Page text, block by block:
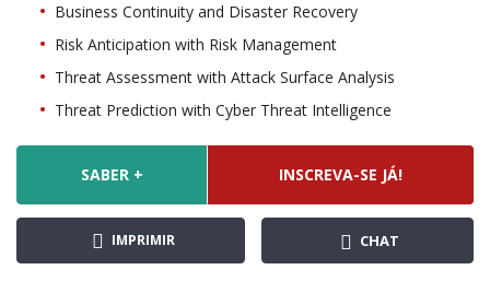
Business Continuity and Disaster Recovery
Risk Anticipation with Risk Management
Threat Assessment with Attack Surface Analysis
Threat Prediction with Cyber Threat Intelligence
SABER + INSCREVA-SE JÁ!
IMPRIMIR CHAT